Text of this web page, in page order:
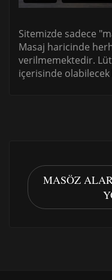
Sitemizde sadece
Masaj haricinde
verilmemektedir.
içerisinde
MASÖZ